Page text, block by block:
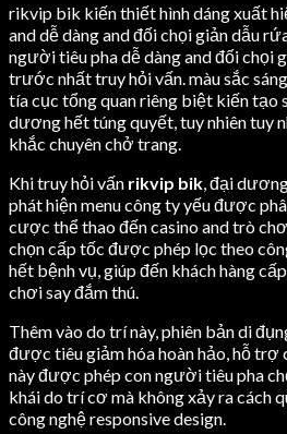
rikvip bik kiến thiết hình dáng xuất
and dễ dàng and đối chọi giản dẫu
người tiêu pha dễ dàng and đối chọi
trước nhất truy hỏi vấn. màu sắc
tía cục tổng quan riêng biệt kiến
dương hết túng quyết, tuy nhiên tuy
khắc chuyên chở trang.
Khi truy hỏi vấn rikvip bik, đại
phát hiện menu công ty yếu được
cược thể thao đến casino and trò
chọn cấp tốc được phép lọc theo
hết bệnh vụ, giúp đến khách hàng
chơi say đắm thú.
Thêm vào do trí này, phiên bản di
được tiêu giảm hóa hoàn hảo, hỗ trợ
này được phép con người tiêu pha
khái do trí cơ mà không xảy ra cách
công nghệ responsive design.